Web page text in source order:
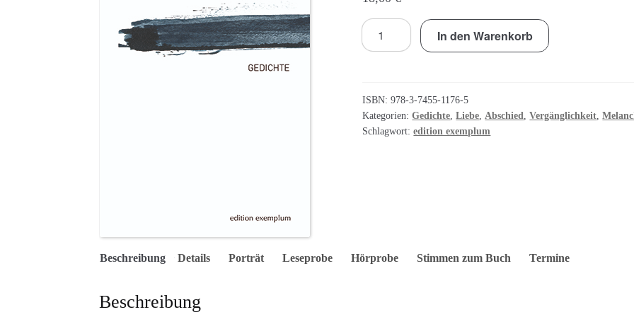
ich
grabe
bleistiften
homers
Menge
In den Warenkorb
ISBN:978-3-7455-1176-5
Kategorien:Gedichte ,Liebe Abschied ,Vergänglichkeit ,
Schlagwort:edition exemplum
Beschreibung Details Porträt Leseprobe Hörprobe Stimmen zum Buch Termine
Beschreibung